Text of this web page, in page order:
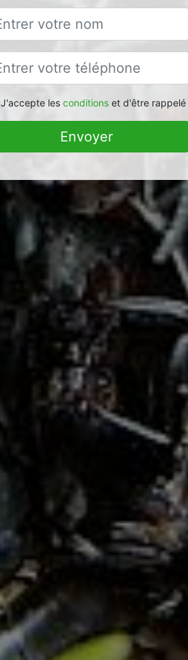
J'accepte les conditionset d'être rappelé
Envoyer